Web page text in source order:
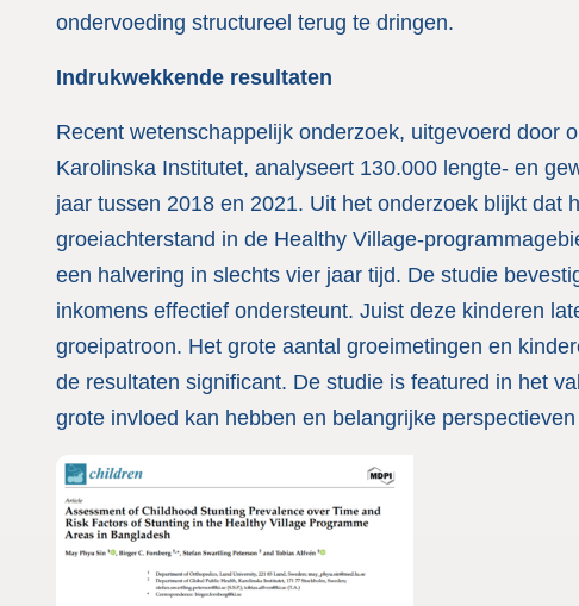
ondervoeding structureel terug te dringen.
Indrukwekkende resultaten
Recent wetenschappelijk onderzoek, uitgevoerd door
Karolinska Institutet, analyseert 130.000 lengte- en
jaar tussen 2018 en 2021. Uit het onderzoek blijkt dat
groeiachterstand in de Healthy Village-
een halvering in slechts vier jaar tijd. De studie
inkomens effectief ondersteunt. Juist deze kinderen
groeipatroon. Het grote aantal groeimetingen en
de resultaten significant. De studie is featured in het
grote invloed kan hebben en belangrijke